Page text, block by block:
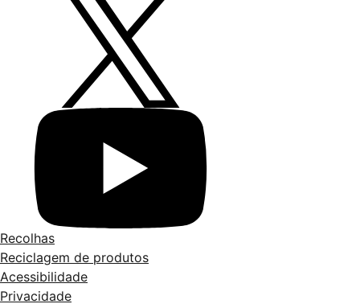
Recolhas
Reciclagem de produtos
Acessibilidade
Privacidade